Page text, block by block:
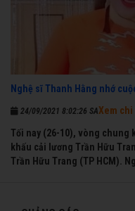
Nghệ sĩ Thanh Hằng nhớ
24/09/2021 8:02:26 SA
Tối nay (26-10), vòng chung
khấu cải lương Trần Hữu
Trần Hữu Trang (TP HCM).
Xem chi